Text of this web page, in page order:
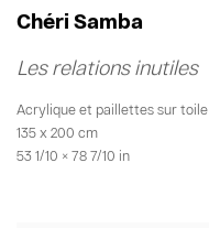
Chéri Samba
Les relations inutiles
Acrylique et paillettes sur toile
135 x 200 cm
53 1/10 × 78 7/10 in